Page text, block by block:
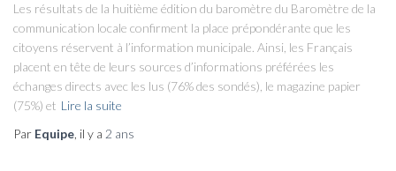
Les résultats de la huitième édition du baromètre du Baromètre de la
communication locale confirment la place prépondérante que les
citoyens réservent à l’information municipale. Ainsi, les Français
placent en tête de leurs sources d’informations préférées les
échanges directs avec les lus (76% des sondés), le magazine papier
(75%) et Lire la suite
Par Equipe , il y a 2 ans